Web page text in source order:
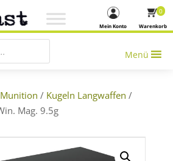
Warenkorb
0
Mein Konto
Menü
Munition / Kugeln Langwaffen /
Mag. 9.5g